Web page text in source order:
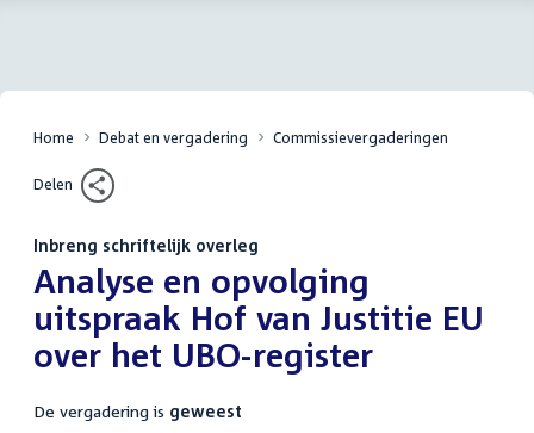
Home Debat en vergadering Commissievergaderingen
Delen
Inbreng schriftelijk overleg
Analyse en opvolging
uitspraak Hof van Justitie EU
over het UBO-register
De vergadering is geweest